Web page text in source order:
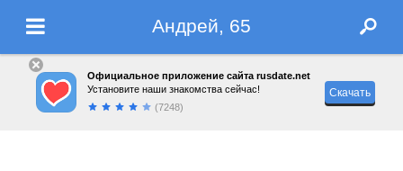
Андрей, 65
Официальное приложение сайта rusdate.net
Установите наши знакомства сейчас!
(7248)
Скачать